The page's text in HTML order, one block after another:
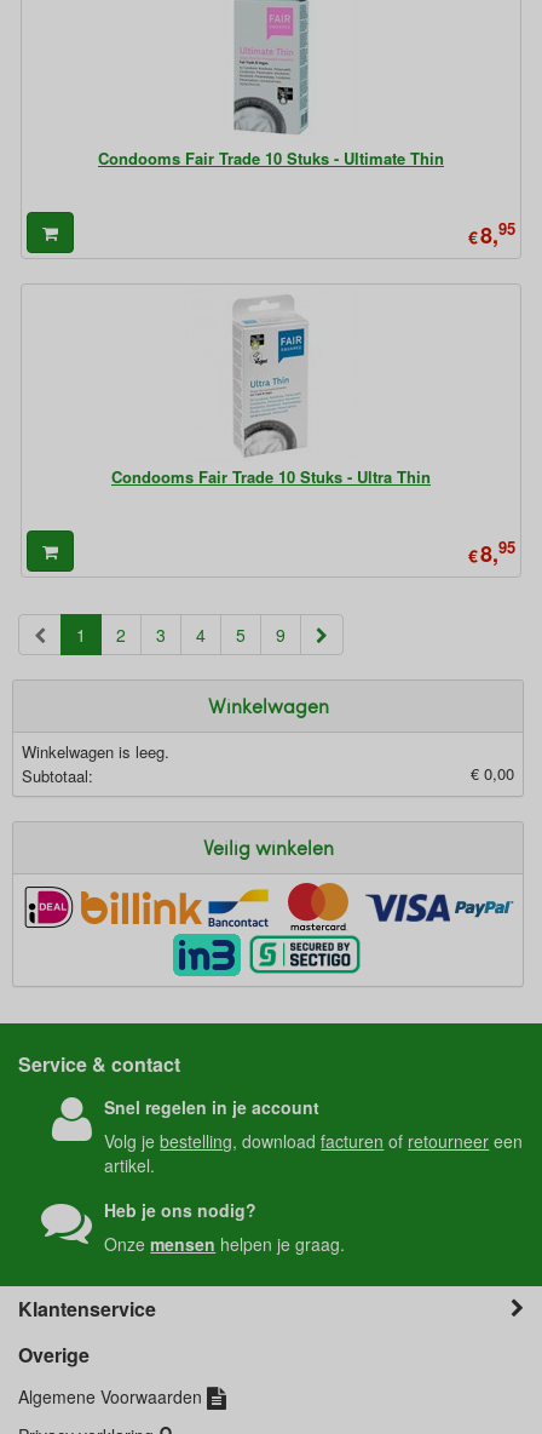
Condooms Fair Trade 10 Stuks - Ultimate Thin
€8,95
Condooms Fair Trade 10 Stuks - Ultra Thin
€8,95
1 (current)
2 3 4 5 9
Winkelwagen
Winkelwagen is leeg.
Subtotaal:
€ 0,00
Veilig winkelen
Service & contact
Snel regelen in je account
Volg jebestelling, downloadfacturen of retourneer een
artikel.
Heb je ons nodig?
Onzemensen helpen je graag.
Klantenservice
Overige
Algemene Voorwaarden